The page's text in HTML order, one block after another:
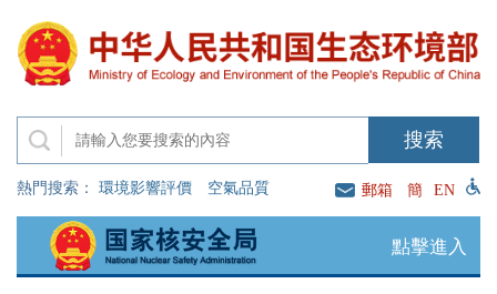
熱門搜索： 環境影響評價 空氣品質 郵箱 簡 EN
點擊進入